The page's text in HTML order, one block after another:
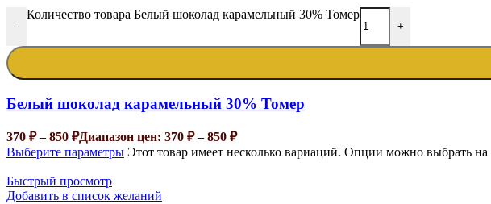
-
Количество товара Белый шоколад карамельный 30% Томер
+
Белый шоколад карамельный 30% Томер
370 ₽ – 850 ₽Диапазон цен: 370 ₽ – 850 ₽
Выберите параметры Этот товар имеет несколько вариаций. Опции можно выбрать на
Быстрый просмотр
Добавить в список желаний